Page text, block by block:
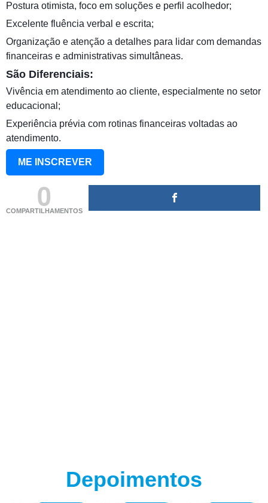
Postura otimista, foco em soluções e perfil acolhedor;
Excelente fluência verbal e escrita;
Organização e atenção a detalhes para lidar com demandas
financeiras e administrativas simultâneas.
São Diferenciais:
Vivência em atendimento ao cliente, especialmente no setor
educacional;
Experiência prévia com rotinas financeiras voltadas ao
atendimento.
ME INSCREVER
0
COMPARTILHAMENTOS
Depoimentos